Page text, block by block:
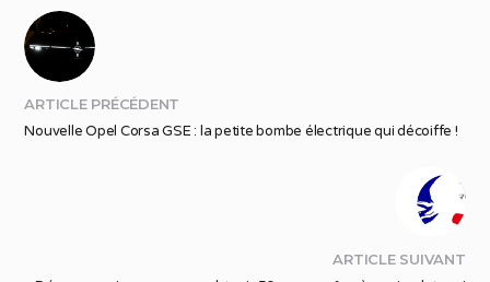
ARTICLE PRÉCÉDENT
Nouvelle Opel Corsa GSE : la petite bombe électrique qui décoiffe !
ARTICLE SUIVANT